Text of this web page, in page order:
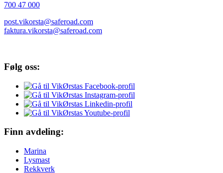
700 47 000
post.vikorsta@saferoad.com
faktura.vikorsta@saferoad.com
Følg oss:
Finn avdeling:
Marina
Lysmast
Rekkverk